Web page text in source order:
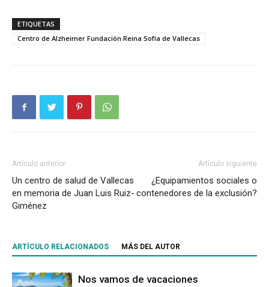
ETIQUETAS
Centro de Alzheimer Fundación Reina Sofía de Vallecas
Artículo anterior
Un centro de salud de Vallecas
en memoria de Juan Luis Ruiz-
Giménez
Artículo siguiente
¿Equipamientos sociales o
contenedores de la exclusión?
ARTÍCULO RELACIONADOS MÁS DEL AUTOR
Nos vamos de vacaciones